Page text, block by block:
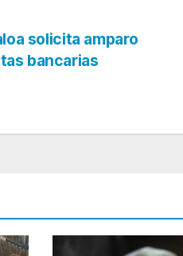
solicita amparo
bancarias